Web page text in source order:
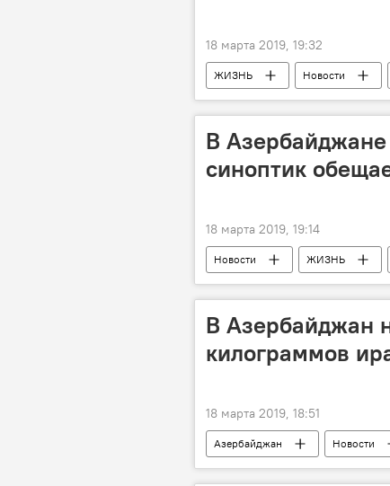
18 марта 2019, 19:32
ЖИЗНЬ Новости
В Азербайджане
синоптик
18 марта 2019, 19:14
Новости ЖИЗНЬ
В Азербайджан
килограммов
18 марта 2019, 18:51
Азербайджан Новости
героин